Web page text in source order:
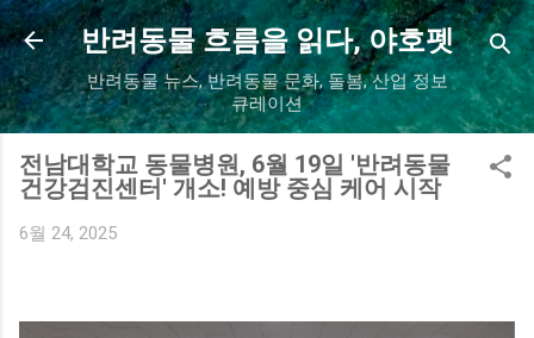
기본 콘텐츠로 건너뛰기
반려동물 흐름을 읽다, 야호펫
반려동물 뉴스, 반려동물 문화, 돌봄, 산업 정보
큐레이션
전남대학교 동물병원, 6월 19일 '반려동물
건강검진센터' 개소! 예방 중심 케어 시작
6월 24, 2025